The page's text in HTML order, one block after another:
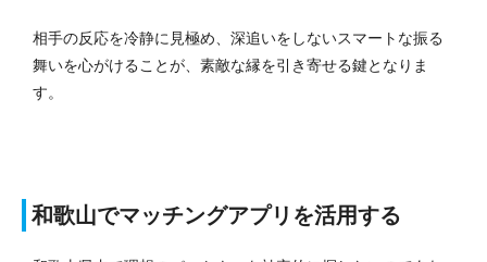
相手の反応を冷静に見極め、深追いをしないスマートな振る
舞いを心がけることが、素敵な縁を引き寄せる鍵となりま
す。
和歌山でマッチングアプリを活用する